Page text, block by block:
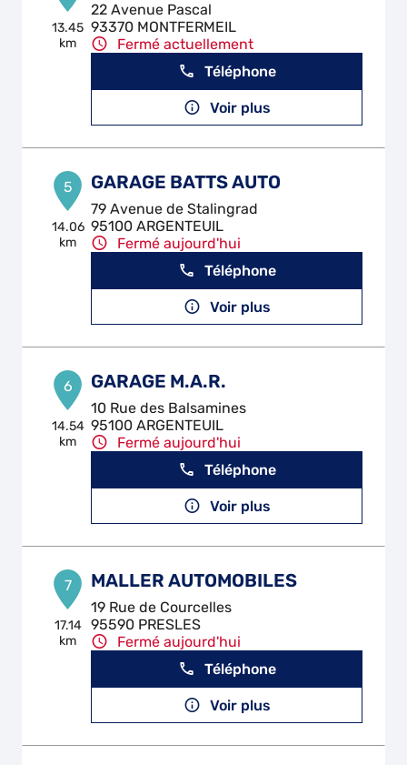
13.45
km
22 Avenue Pascal
93370 MONTFERMEIL
Fermé actuellement
Téléphone
Voir plus
5
14.06
km
GARAGE BATTS AUTO
79 Avenue de Stalingrad
95100 ARGENTEUIL
Fermé aujourd'hui
Téléphone
Voir plus
6
14.54
km
GARAGE M.A.R.
10 Rue des Balsamines
95100 ARGENTEUIL
Fermé aujourd'hui
Téléphone
Voir plus
7
17.14
km
MALLER AUTOMOBILES
19 Rue de Courcelles
95590 PRESLES
Fermé aujourd'hui
Téléphone
Voir plus